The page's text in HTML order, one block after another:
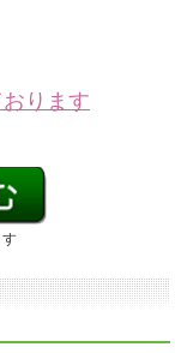
ります